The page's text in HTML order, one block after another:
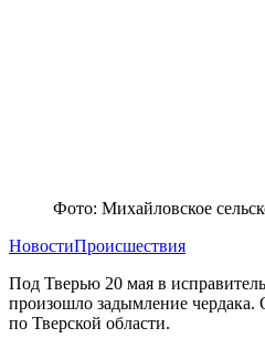
Фото: Михайловское
НовостиПроисшествия
Под Тверью 20 мая в
произошло задымление
по Тверской области.